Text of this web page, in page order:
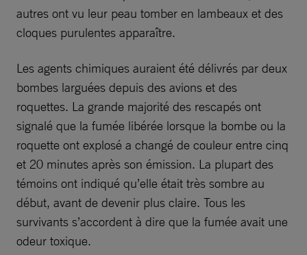
autres ont vu leur peau tomber en lambeaux et des
cloques purulentes apparaître.
Les agents chimiques auraient été délivrés par deux
bombes larguées depuis des avions et des
roquettes. La grande majorité des rescapés ont
signalé que la fumée libérée lorsque la bombe ou la
roquette ont explosé a changé de couleur entre cinq
et 20 minutes après son émission. La plupart des
témoins ont indiqué qu’elle était très sombre au
début, avant de devenir plus claire. Tous les
survivants s’accordent à dire que la fumée avait une
odeur toxique.